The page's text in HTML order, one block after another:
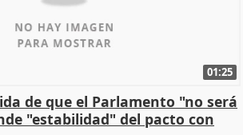
01:25
de que el Parlamento "no será
"estabilidad" del pacto con